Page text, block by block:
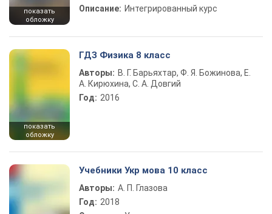
показать
обложку
Описание: Интегрированный курс
показать
обложку
ГДЗ Физика 8 класс
Авторы: В. Г. Барьяхтар, Ф. Я. Божинова, Е.
А. Кирюхина, С. А. Довгий
Год: 2016
Учебники Укр мова 10 класс
Авторы: А. П. Глазова
Год: 2018